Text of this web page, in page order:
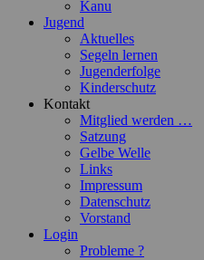
Kanu
Jugend
Aktuelles
Segeln lernen
Jugenderfolge
Kinderschutz
Kontakt
Mitglied werden …
Satzung
Gelbe Welle
Links
Impressum
Datenschutz
Vorstand
Login
Probleme ?